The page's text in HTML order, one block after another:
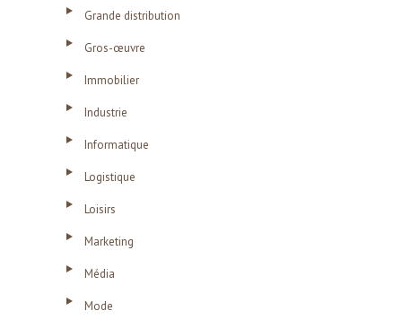
Grande distribution
Gros-œuvre
Immobilier
Industrie
Informatique
Logistique
Loisirs
Marketing
Média
Mode